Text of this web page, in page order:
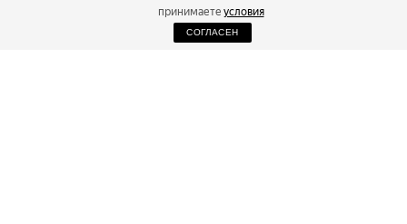
принимаете условия
СОГЛАСЕН